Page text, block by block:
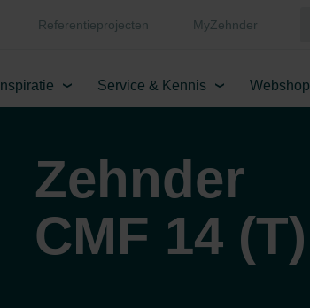
Referentieprojecten MyZehnder
Inspiratie Service & Kennis Webshop
Zehnder
CMF 14 (T)